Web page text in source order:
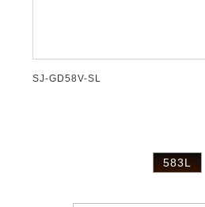
SJ-GD58V-SL
583L